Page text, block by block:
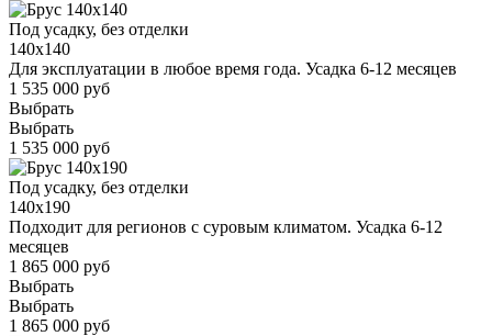
Под усадку, без отделки
140x140
Для эксплуатации в любое время года. Усадка 6-12 месяцев
1 535 000 руб
Выбрать
Выбрать
1 535 000 руб
Под усадку, без отделки
140x190
Подходит для регионов с суровым климатом. Усадка 6-12
месяцев
1 865 000 руб
Выбрать
Выбрать
1 865 000 руб